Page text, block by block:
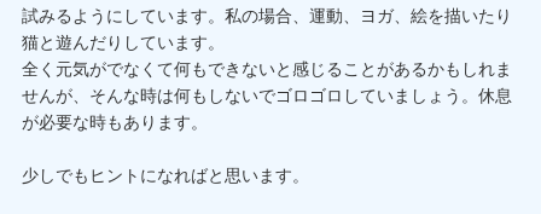
試みるようにしています。私の場合、運動、ヨガ、絵を描いたり
猫と遊んだりしています。
全く元気がでなくて何もできないと感じることがあるかもしれま
せんが、そんな時は何もしないでゴロゴロしていましょう。休息
が必要な時もあります。
少しでもヒントになればと思います。